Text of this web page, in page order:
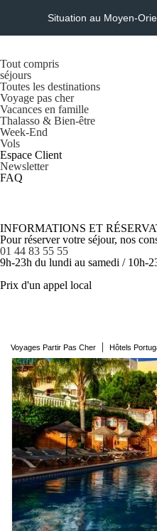
Situation au Moyen-
Tout compris
séjours
Toutes les destinations
Voyage pas cher
Vacances en famille
Thalasso & Bien-être
Week-End
Vols
Espace Client
Newsletter
FAQ
INFORMATIONS ET
Pour réserver votre séjour, nos
01 44 83 55 55
9h-23h du lundi au samedi / 10h-
Prix d'un appel local
Voyages Partir Pas Cher | Hôtels